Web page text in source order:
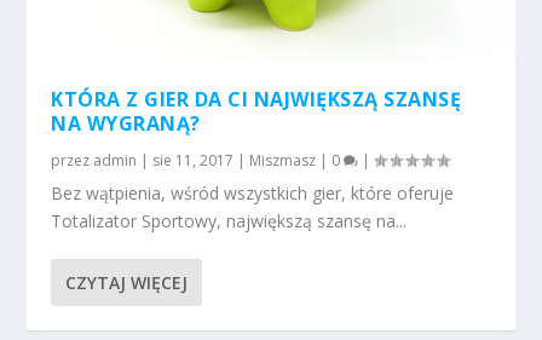
KTÓRA Z GIER DA CI NAJWIĘKSZĄ SZANSĘ
NA WYGRANĄ?
przez admin | sie 11, 2017 | Miszmasz | 0 |
Bez wątpienia, wśród wszystkich gier, które oferuje
Totalizator Sportowy, największą szansę na...
CZYTAJ WIĘCEJ